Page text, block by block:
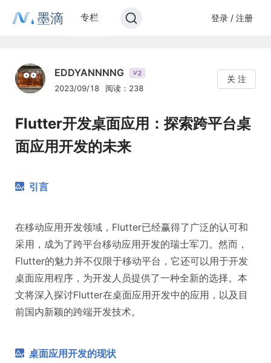
墨滴 专栏 登录 / 注册
EDDYANNNNG V2
2023/09/18 阅读：238
关 注
Flutter开发桌面应用：探索跨平台桌
面应用开发的未来
引言
在移动应用开发领域，Flutter已经赢得了广泛的认可和
采用，成为了跨平台移动应用开发的瑞士军刀。然而，
Flutter的魅力并不仅限于移动平台，它还可以用于开发
桌面应用程序，为开发人员提供了一种全新的选择。本
文将深入探讨Flutter在桌面应用开发中的应用，以及目
前国内新颖的跨端开发技术。
桌面应用开发的现状